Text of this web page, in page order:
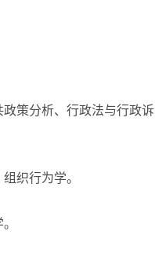
策分析、行政法与行政诉
织行为学。